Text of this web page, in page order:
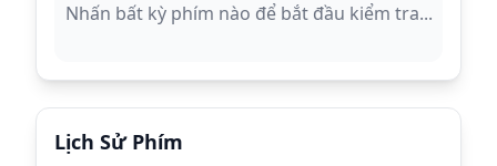
Nhấn bất kỳ phím nào để bắt đầu kiểm tra...
Lịch Sử Phím